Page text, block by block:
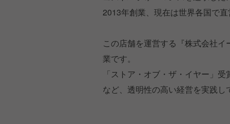
2013年創業、現在は世界各国で
この店舗を運営する『株式会社
業です。
「ストア・オブ・ザ・イヤー」
など、透明性の高い経営を実践し